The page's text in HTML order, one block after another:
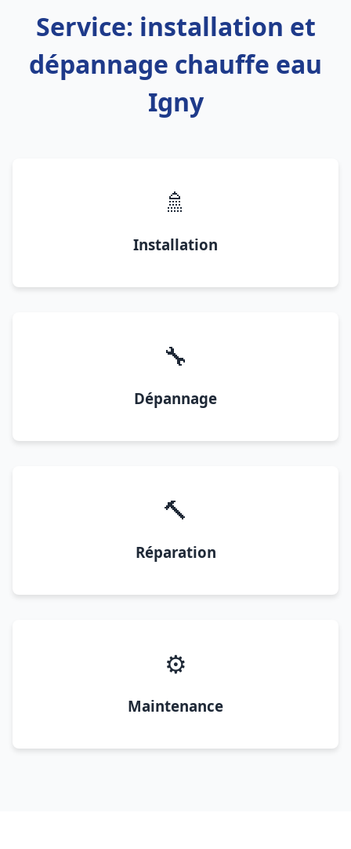
Service: installation et
dépannage chauffe eau
Igny
🚿
Installation
🔧
Dépannage
🔨
Réparation
⚙️
Maintenance